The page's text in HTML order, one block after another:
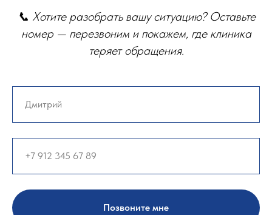
📞 Хотите разобрать вашу ситуацию? Оставьте
номер — перезвоним и покажем, где клиника
теряет обращения.
Позвоните мне